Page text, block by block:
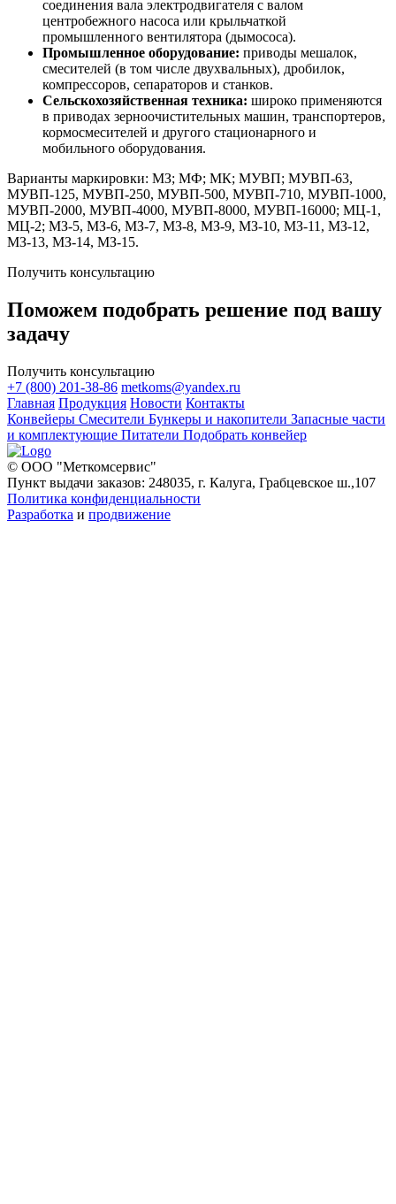
соединения вала электродвигателя с валом
центробежного насоса или крыльчаткой
промышленного вентилятора (дымососа).
Промышленное оборудование: приводы мешалок,
смесителей (в том числе двухвальных), дробилок,
компрессоров, сепараторов и станков.
Сельскохозяйственная техника: широко применяются
в приводах зерноочистительных машин, транспортеров,
кормосмесителей и другого стационарного и
мобильного оборудования.
Варианты маркировки: МЗ; МФ; МК; МУВП; МУВП-63,
МУВП-125, МУВП-250, МУВП-500, МУВП-710, МУВП-1000,
МУВП-2000, МУВП-4000, МУВП-8000, МУВП-16000; МЦ-1,
МЦ-2; МЗ-5, МЗ-6, МЗ-7, МЗ-8, МЗ-9, МЗ-10, МЗ-11, МЗ-12,
МЗ-13, МЗ-14, МЗ-15.
Получить консультацию
Поможем подобрать решение под вашу
задачу
Получить консультацию
+7 (800) 201-38-86 metkoms@yandex.ru
Главная Продукция Новости Контакты
Конвейеры Смесители Бункеры и накопители Запасные части
и комплектующие Питатели Подобрать конвейер
© ООО "Меткомсервис"
Пункт выдачи заказов: 248035, г. Калуга, Грабцевское ш.,107
Политика конфиденциальности
Разработка и продвижение